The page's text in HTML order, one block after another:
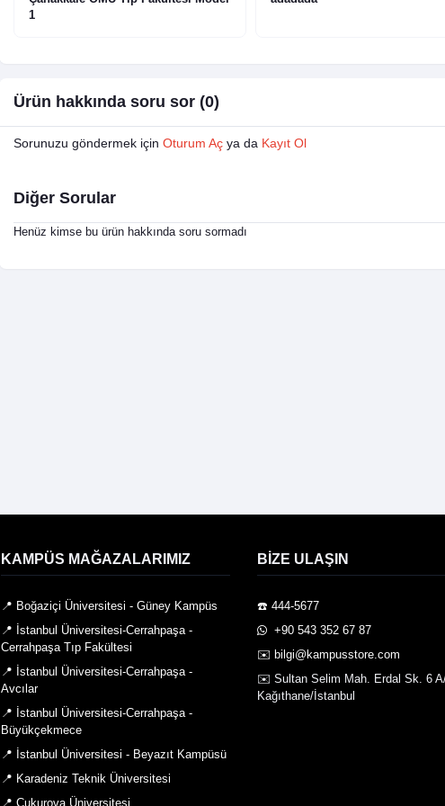
1
Ürün hakkında soru sor (0)
Sorunuzu göndermek için Oturum Açya da Kayıt Ol
Diğer Sorular
Henüz kimse bu ürün hakkında soru sormadı
KAMPÜS MAĞAZALARIMIZ
📍 Boğaziçi Üniversitesi - Güney Kampüs
📍 İstanbul Üniversitesi-Cerrahpaşa -
Cerrahpaşa Tıp Fakültesi
📍 İstanbul Üniversitesi-Cerrahpaşa -
Avcılar
📍 İstanbul Üniversitesi-Cerrahpaşa -
Büyükçekmece
📍 İstanbul Üniversitesi - Beyazıt Kampüsü
📍 Karadeniz Teknik Üniversitesi
📍 Çukurova Üniversitesi
BIZE ULAŞIN
☎️ 444-5677
️ +90 543 352 67 87
✉️ bilgi@kampusstore.com
✉️ Sultan Selim Mah. Erdal Sk. 6
Kağıthane/İstanbul